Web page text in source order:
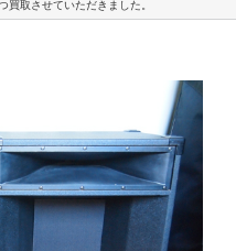
取させていただきました。